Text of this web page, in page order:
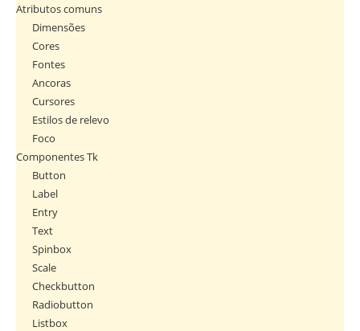
Atributos comuns
Dimensões
Cores
Fontes
Ancoras
Cursores
Estilos de relevo
Foco
Componentes Tk
Button
Label
Entry
Text
Spinbox
Scale
Checkbutton
Radiobutton
Listbox